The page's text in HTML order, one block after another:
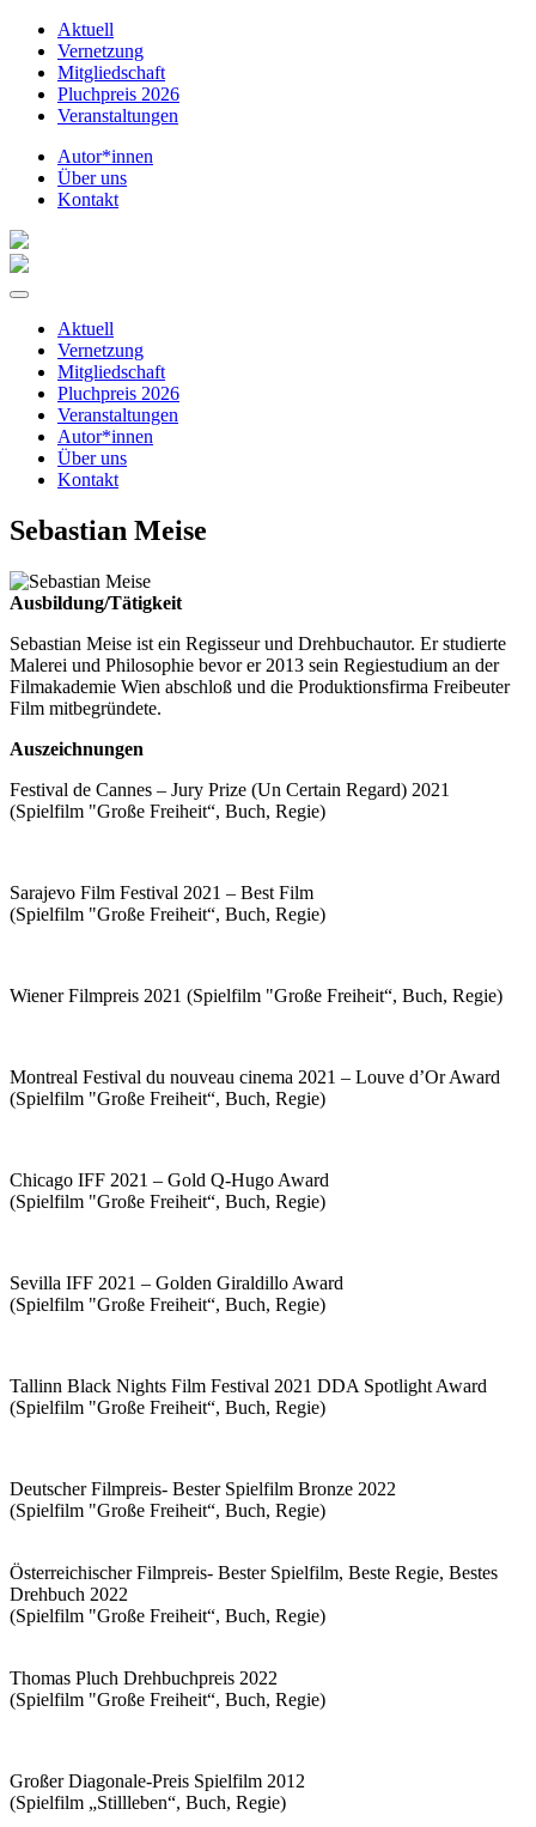
Aktuell
Vernetzung
Mitgliedschaft
Pluchpreis 2026
Veranstaltungen
Autor*innen
Über uns
Kontakt
Aktuell
Vernetzung
Mitgliedschaft
Pluchpreis 2026
Veranstaltungen
Autor*innen
Über uns
Kontakt
Sebastian Meise
Ausbildung/Tätigkeit
Sebastian Meise ist ein Regisseur und Drehbuchautor. Er studierte
Malerei und Philosophie bevor er 2013 sein Regiestudium an der
Filmakademie Wien abschloß und die Produktionsfirma Freibeuter
Film mitbegründete.
Auszeichnungen
Festival de Cannes – Jury Prize (Un Certain Regard) 2021
(Spielfilm "Große Freiheit“, Buch, Regie)
Sarajevo Film Festival 2021 – Best Film
(Spielfilm "Große Freiheit“, Buch, Regie)
Wiener Filmpreis 2021 (Spielfilm "Große Freiheit“, Buch, Regie)
Montreal Festival du nouveau cinema 2021 – Louve d’Or Award
(Spielfilm "Große Freiheit“, Buch, Regie)
Chicago IFF 2021 – Gold Q-Hugo Award
(Spielfilm "Große Freiheit“, Buch, Regie)
Sevilla IFF 2021 – Golden Giraldillo Award
(Spielfilm "Große Freiheit“, Buch, Regie)
Tallinn Black Nights Film Festival 2021 DDA Spotlight Award
(Spielfilm "Große Freiheit“, Buch, Regie)
Deutscher Filmpreis- Bester Spielfilm Bronze 2022
(Spielfilm "Große Freiheit“, Buch, Regie)
Österreichischer Filmpreis- Bester Spielfilm, Beste Regie, Bestes
Drehbuch 2022
(Spielfilm "Große Freiheit“, Buch, Regie)
Thomas Pluch Drehbuchpreis 2022
(Spielfilm "Große Freiheit“, Buch, Regie)
Großer Diagonale-Preis Spielfilm 2012
(Spielfilm „Stillleben“, Buch, Regie)